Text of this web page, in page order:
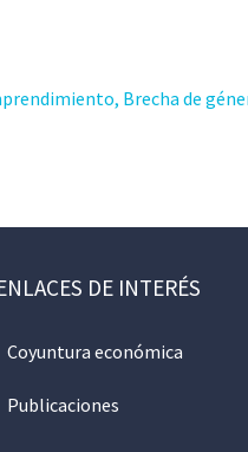
Brecha de
DE INTERÉS
Coyuntura económica
Publicaciones